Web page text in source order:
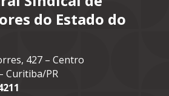
do Estado do
427 – Centro
Curitiba/PR